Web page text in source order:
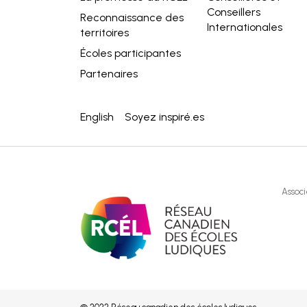
Reconnaissance des
territoires
Écoles participantes
Partenaires
Conseillers
Internationales
English Soyez inspiré.es